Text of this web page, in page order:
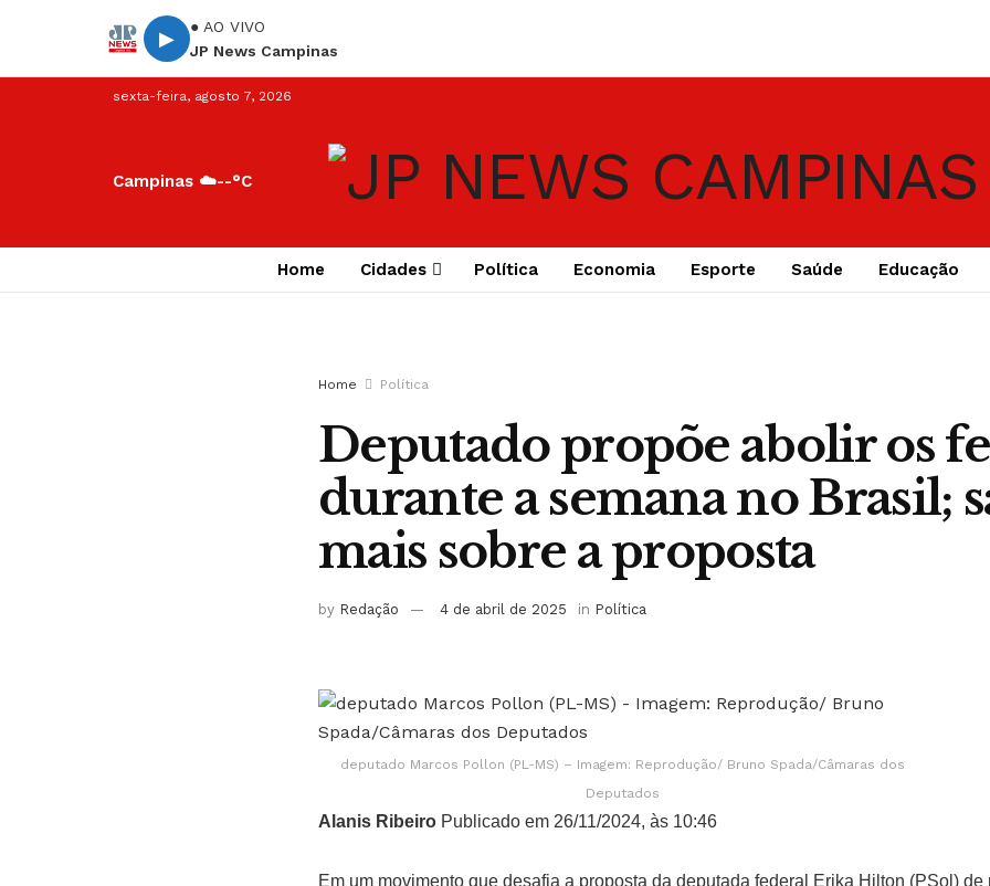
▶
● AO VIVO
JP News Campinas
sexta-feira, agosto 7, 2026
Campinas ☁️--°C
Home Cidades Política Economia Esporte Saúde Educação
Home Política
Deputado propõe abolir os
durante a semana no Brasil;
mais sobre a proposta
by Redação 4 de abril de 2025 in Política
deputado Marcos Pollon (PL-MS) – Imagem: Reprodução/ Bruno Spada/Câmaras dos
Deputados
Alanis Ribeiro Publicado em 26/11/2024, às 10:46
Em um movimento que desafia a proposta da deputada federal Erika Hilton (PSol)